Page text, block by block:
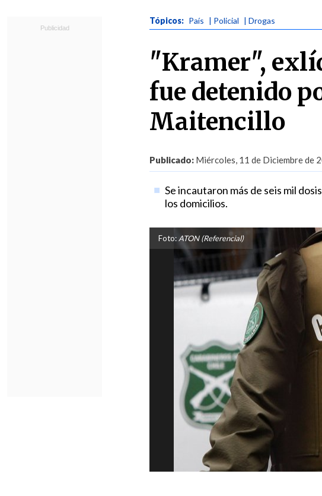
Tópicos: País | Policial | Drogas
"Kramer",
fue detenido
Maitencillo
Publicado: Miércoles, 11 de Diciembre de
Se incautaron más de seis mil
los domicilios.
Foto: ATON (Referencial)